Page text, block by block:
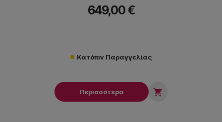
649,00 €
Κατόπιν Παραγγελίας
Περισσότερα 